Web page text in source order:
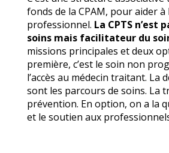
fonds de la CPAM, pour aider à
professionnel. La CPTS n’est
soins mais facilitateur du
missions principales et deux
première, c’est le soin non
l’accès au médecin traitant. La
sont les parcours de soins. La
prévention. En option, on a la
et le soutien aux